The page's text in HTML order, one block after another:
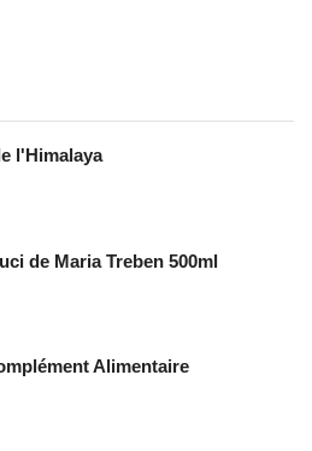
l'Himalaya
de Maria Treben 500ml
Alimentaire